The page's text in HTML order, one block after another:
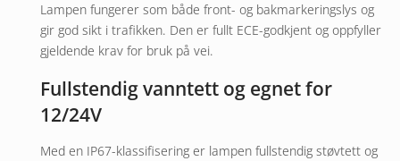
Lampen fungerer som både front- og bakmarkeringslys og
gir god sikt i trafikken. Den er fullt ECE-godkjent og oppfyller
gjeldende krav for bruk på vei.
Fullstendig vanntett og egnet for
12/24V
Med en IP67-klassifisering er lampen fullstendig støvtett og